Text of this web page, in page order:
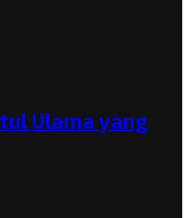
Ulama yang